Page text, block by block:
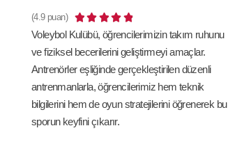
(4.9 puan)     
Voleybol Kulübü, öğrencilerimizin takım ruhunu
ve fiziksel becerilerini geliştirmeyi amaçlar.
Antrenörler eşliğinde gerçekleştirilen düzenli
antrenmanlarla, öğrencilerimiz hem teknik
bilgilerini hem de oyun stratejilerini öğrenerek bu
sporun keyfini çıkarır.